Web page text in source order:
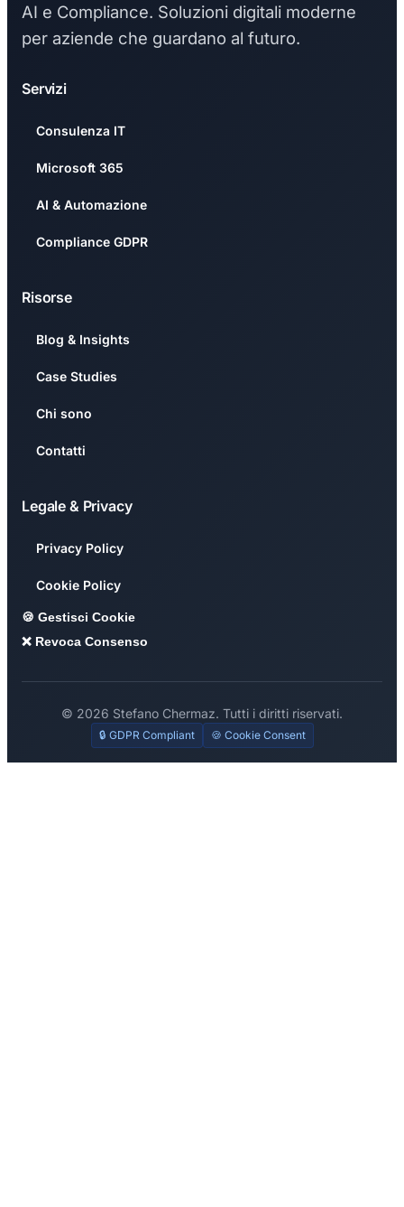
AI e Compliance. Soluzioni digitali moderne
per aziende che guardano al futuro.
Servizi
Consulenza IT
Microsoft 365
AI & Automazione
Compliance GDPR
Risorse
Blog & Insights
Case Studies
Chi sono
Contatti
Legale & Privacy
Privacy Policy
Cookie Policy
🍪 Gestisci Cookie
❌ Revoca Consenso
© 2026 Stefano Chermaz. Tutti i diritti riservati.
🔒 GDPR Compliant 🍪 Cookie Consent